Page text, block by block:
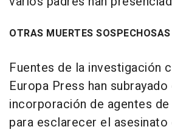
OTRAS MUERTES
Fuentes de la investigación
Europa Press han
incorporación de agentes
para esclarecer el